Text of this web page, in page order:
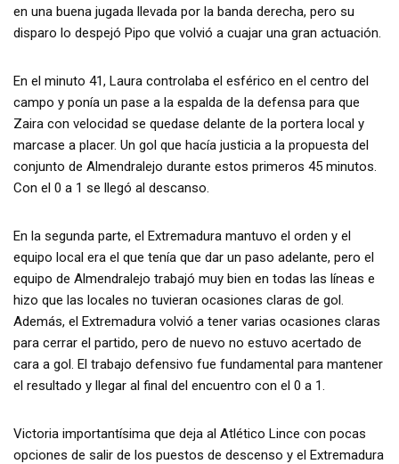
en una buena jugada llevada por la banda derecha, pero su
disparo lo despejó Pipo que volvió a cuajar una gran actuación.
En el minuto 41, Laura controlaba el esférico en el centro del
campo y ponía un pase a la espalda de la defensa para que
Zaira con velocidad se quedase delante de la portera local y
marcase a placer. Un gol que hacía justicia a la propuesta del
conjunto de Almendralejo durante estos primeros 45 minutos.
Con el 0 a 1 se llegó al descanso.
En la segunda parte, el Extremadura mantuvo el orden y el
equipo local era el que tenía que dar un paso adelante, pero el
equipo de Almendralejo trabajó muy bien en todas las líneas e
hizo que las locales no tuvieran ocasiones claras de gol.
Además, el Extremadura volvió a tener varias ocasiones claras
para cerrar el partido, pero de nuevo no estuvo acertado de
cara a gol. El trabajo defensivo fue fundamental para mantener
el resultado y llegar al final del encuentro con el 0 a 1.
Victoria importantísima que deja al Atlético Lince con pocas
opciones de salir de los puestos de descenso y el Extremadura